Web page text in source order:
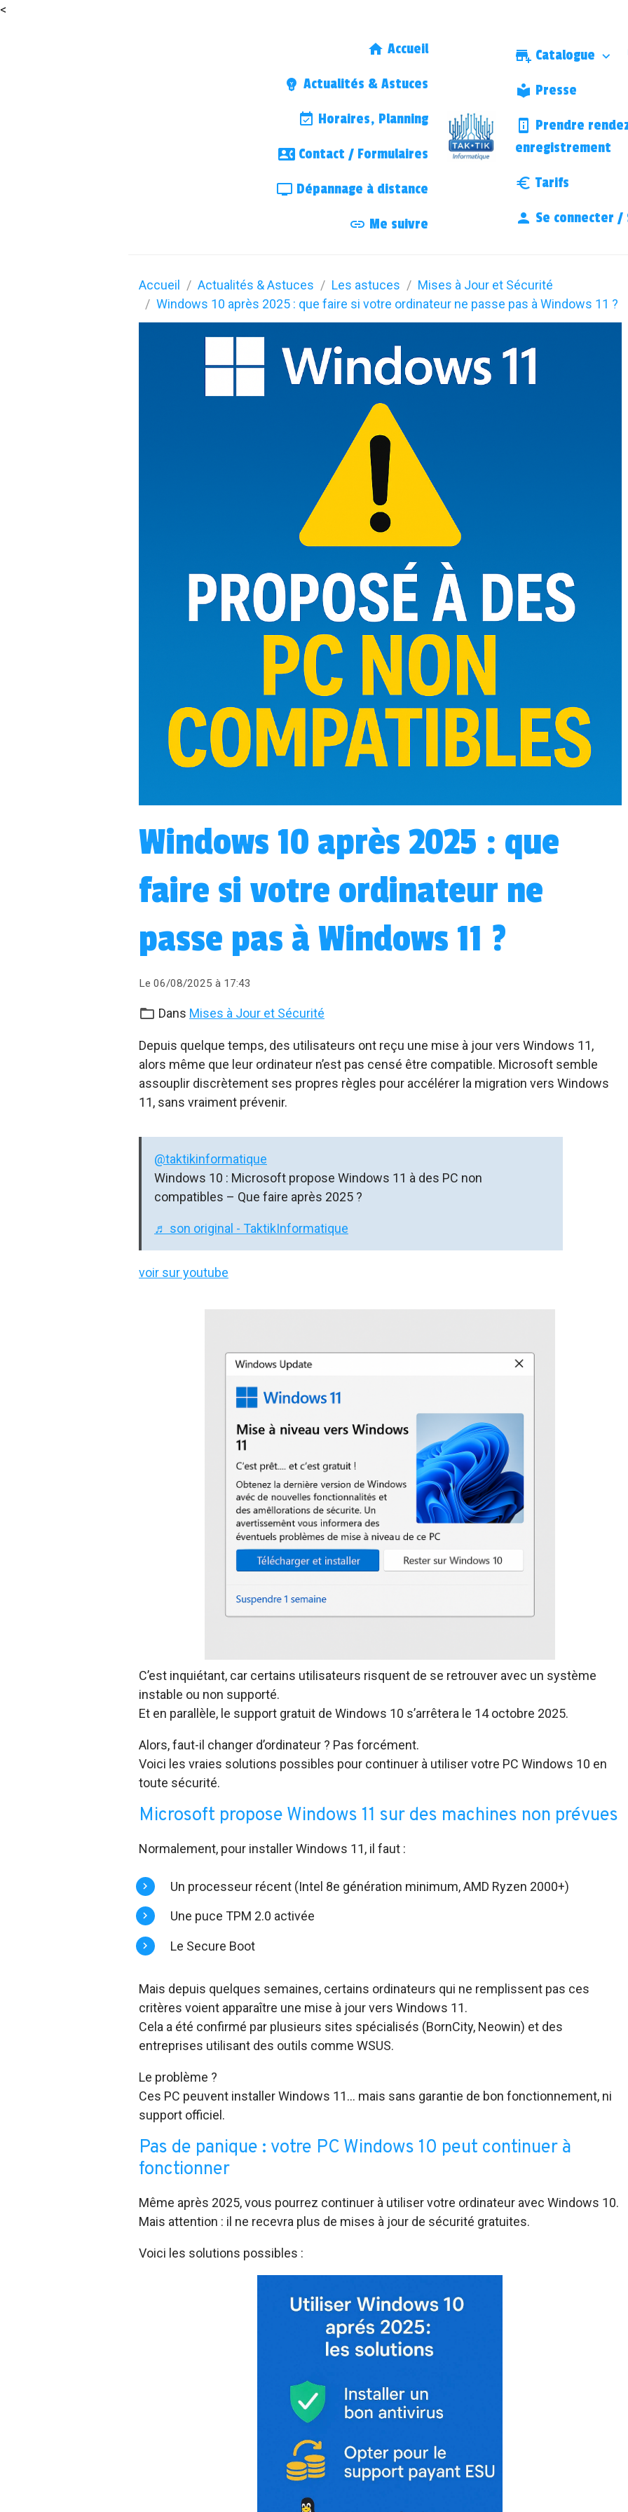
<
Accueil
Actualités & Astuces
Horaires, Planning
Contact / Formulaires
Dépannage à distance
Me suivre
Catalogue
Presse
Prendre
enregistrement
Tarifs
Se connecter /
Accueil Actualités & Astuces Les astuces
Mises à Jour et Sécurité
Windows 10 après 2025 : que faire si votre ordinateur ne passe pas à Windows 11 ?
Windows 10 après 2025 : que
faire si votre ordinateur ne
passe pas à Windows 11 ?
Le 06/08/2025 à 17:43
Dans Mises à Jour et Sécurité
Depuis quelque temps, des utilisateurs ont reçu une mise à jour vers Windows 11,
alors même que leur ordinateur n’est pas censé être compatible. Microsoft semble
assouplir discrètement ses propres règles pour accélérer la migration vers Windows
11, sans vraiment prévenir.
@taktikinformatique
Windows 10 : Microsoft propose Windows 11 à des PC non
compatibles – Que faire après 2025 ?
♬ son original - TaktikInformatique
voir sur youtube
C’est inquiétant, car certains utilisateurs risquent de se retrouver avec un système
instable ou non supporté.
Et en parallèle, le support gratuit de Windows 10 s’arrêtera le 14 octobre 2025.
Alors, faut-il changer d’ordinateur ? Pas forcément.
Voici les vraies solutions possibles pour continuer à utiliser votre PC Windows 10 en
toute sécurité.
Microsoft propose Windows 11 sur des machines non prévues
Normalement, pour installer Windows 11, il faut :
Un processeur récent (Intel 8e génération minimum, AMD Ryzen 2000+)
Une puce TPM 2.0 activée
Le Secure Boot
Mais depuis quelques semaines, certains ordinateurs qui ne remplissent pas ces
critères voient apparaître une mise à jour vers Windows 11.
Cela a été confirmé par plusieurs sites spécialisés (BornCity, Neowin) et des
entreprises utilisant des outils comme WSUS.
Le problème ?
Ces PC peuvent installer Windows 11… mais sans garantie de bon fonctionnement, ni
support officiel.
Pas de panique : votre PC Windows 10 peut continuer à
fonctionner
Même après 2025, vous pourrez continuer à utiliser votre ordinateur avec Windows 10.
Mais attention : il ne recevra plus de mises à jour de sécurité gratuites.
Voici les solutions possibles :